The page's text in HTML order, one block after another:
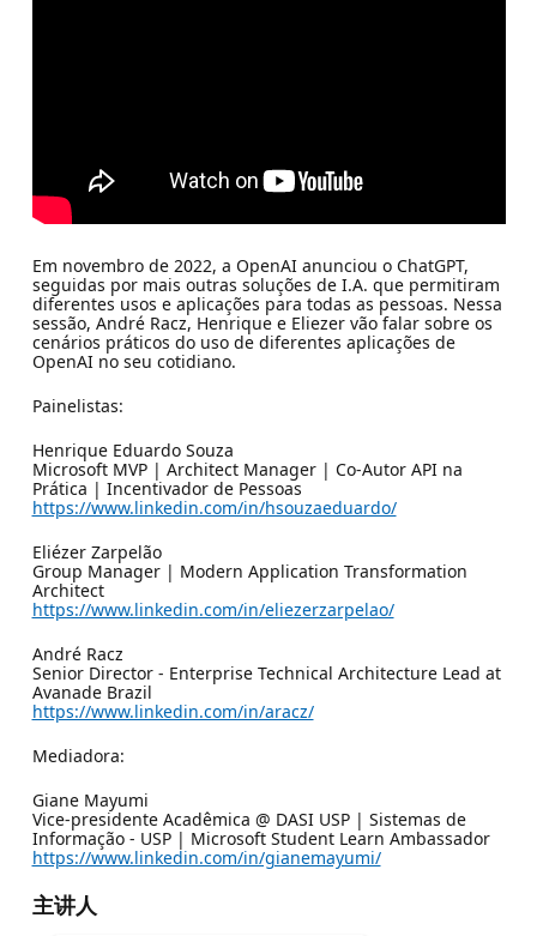
Em novembro de 2022, a OpenAI anunciou o ChatGPT,
seguidas por mais outras soluções de I.A. que permitiram
diferentes usos e aplicações para todas as pessoas. Nessa
sessão, André Racz, Henrique e Eliezer vão falar sobre os
cenários práticos do uso de diferentes aplicações de
OpenAI no seu cotidiano.
Painelistas:
Henrique Eduardo Souza
Microsoft MVP | Architect Manager | Co-Autor API na
Prática | Incentivador de Pessoas
https://www.linkedin.com/in/hsouzaeduardo/
Eliézer Zarpelão
Group Manager | Modern Application Transformation
Architect
https://www.linkedin.com/in/eliezerzarpelao/
André Racz
Senior Director - Enterprise Technical Architecture Lead at
Avanade Brazil
https://www.linkedin.com/in/aracz/
Mediadora:
Giane Mayumi
Vice-presidente Acadêmica @ DASI USP | Sistemas de
Informação - USP | Microsoft Student Learn Ambassador
https://www.linkedin.com/in/gianemayumi/
主讲人